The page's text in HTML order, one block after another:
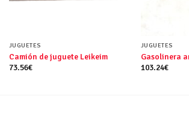
JUGUETES
Camión de juguete Leikeim
73.56€
JUGUETES
Gasolinera
103.24€